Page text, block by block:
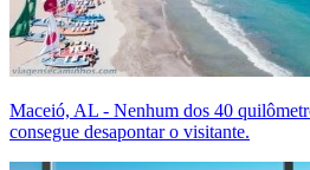
Maceió, AL - Nenhum dos 40
consegue desapontar o visitante.